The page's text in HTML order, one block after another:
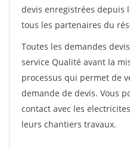
devis enregistrées depuis
tous les partenaires du
Toutes les demandes
service Qualité avant la
processus qui permet de
demande de devis. Vous
contact avec les
leurs chantiers travaux.